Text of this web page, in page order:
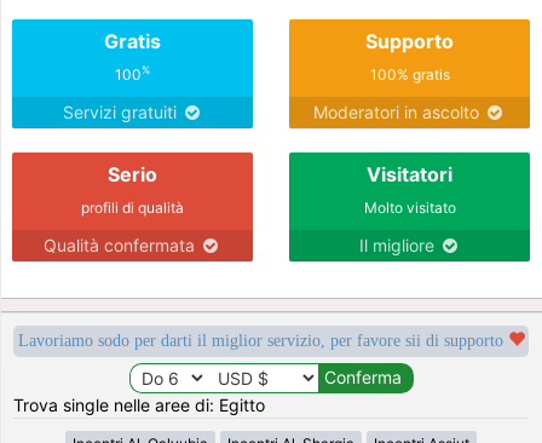
Gratis
100%
Servizi gratuiti
Supporto
100% gratis
Moderatori in ascolto
Serio
profili di qualità
Qualità confermata
Visitatori
Molto visitato
Il migliore
Lavoriamo sodo per darti il miglior servizio, per favore sii di supporto
Trova single nelle aree di: Egitto